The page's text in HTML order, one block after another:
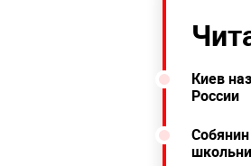
Киев
России